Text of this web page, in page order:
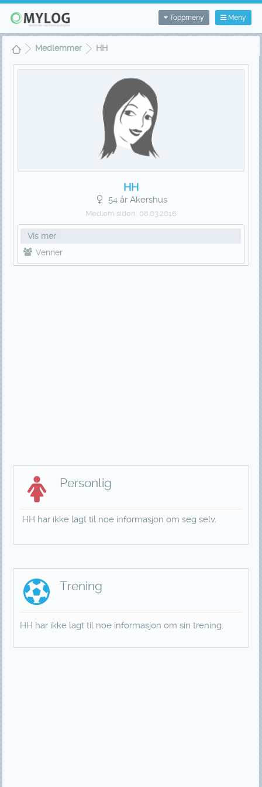
Meny
Toppmeny
Medlemmer HH
HH
54 år Akershus
Medlem siden: 08.03.2016
Vis mer
Venner
Personlig
HH har ikke lagt til noe informasjon om seg selv.
Trening
HH har ikke lagt til noe informasjon om sin trening.